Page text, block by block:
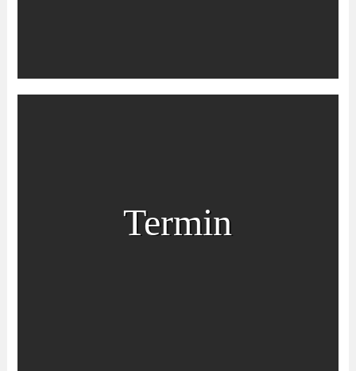
Termin